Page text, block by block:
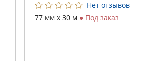
Нет отзывов
77 мм х 30 м ● Под заказ